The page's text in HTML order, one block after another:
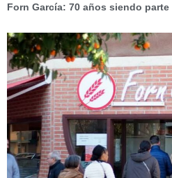
Forn García: 70 años siendo